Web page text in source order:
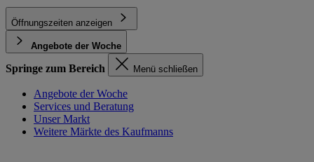
Öffnungszeiten anzeigen
Angebote der Woche
Springe zum Bereich Menü schließen
Angebote der Woche
Services und Beratung
Unser Markt
Weitere Märkte des Kaufmanns